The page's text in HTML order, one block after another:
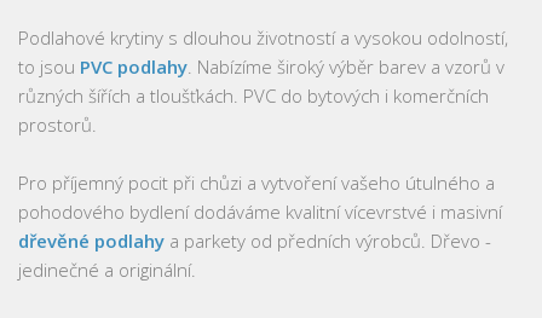
Podlahové krytiny s dlouhou životností a vysokou odolností,
to jsou PVC podlahy . Nabízíme široký výběr barev a vzorů v
různých šířích a tloušťkách. PVC do bytových i komerčních
prostorů.
Pro příjemný pocit při chůzi a vytvoření vašeho útulného a
pohodového bydlení dodáváme kvalitní vícevrstvé i masivní
dřevěné podlahy a parkety od předních výrobců. Dřevo -
jedinečné a originální.